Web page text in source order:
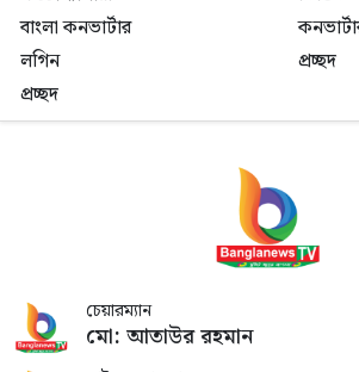
বাংলা কনভার্টার
লগিন
প্রচ্ছদ
প্রচ্ছদ
চেয়ারম্যান
মো: আতাউর রহমান